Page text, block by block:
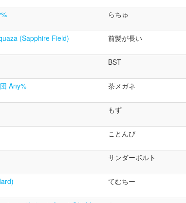
らちゅ
(Sapphire Field) 前髪が長い
BST
Any% 茶メガネ
もず
ことんび
サンダーボルト
てむちー